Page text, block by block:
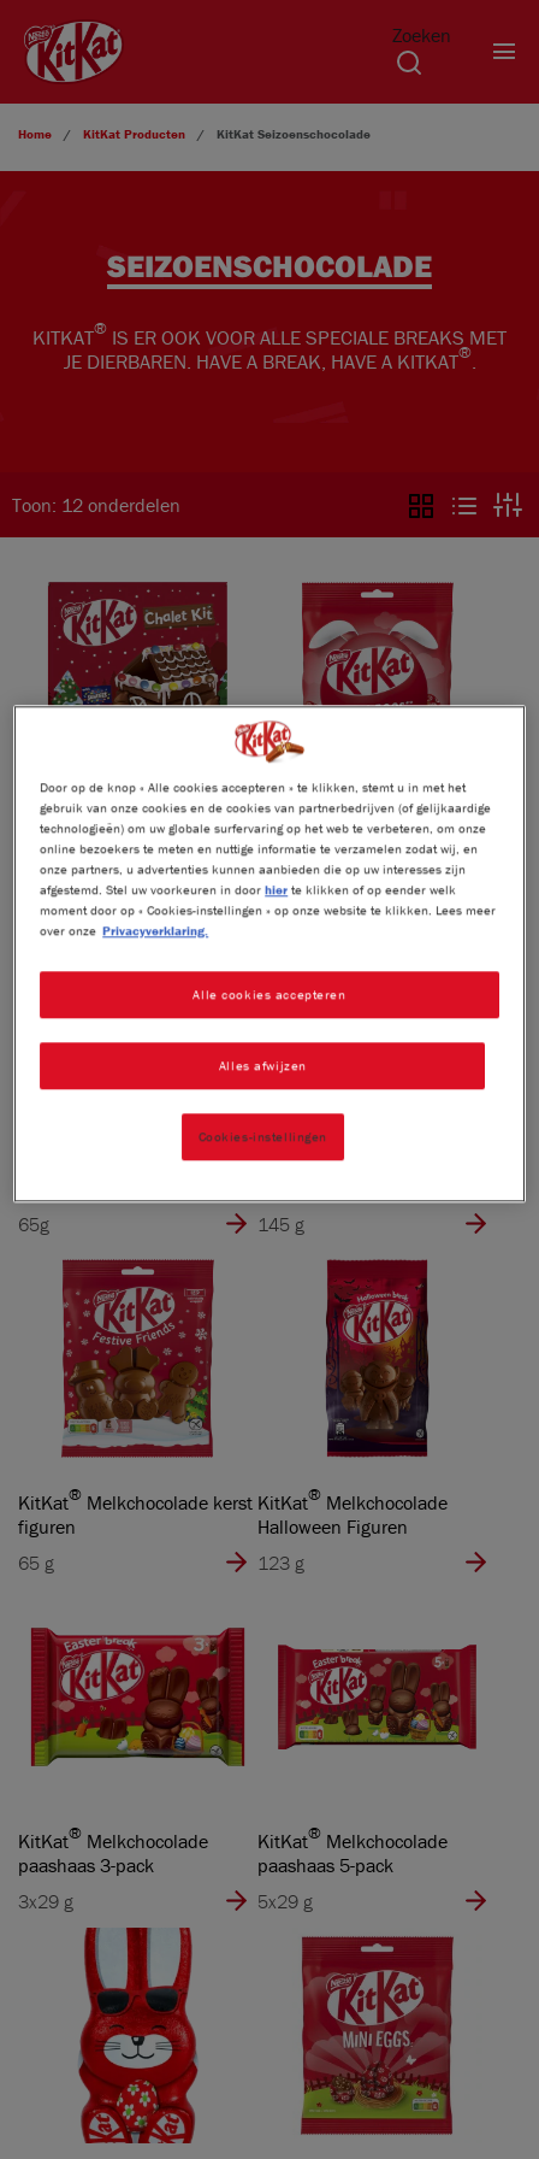
Zoeken
Home KitKat Producten KitKat Seizoenschocolade
SEIZOENSCHOCOLADE
KITKAT® IS ER OOK VOOR ALLE SPECIALE BREAKS MET
JE DIERBAREN. HAVE A BREAK, HAVE A KITKAT®.
Toon: 12 onderdelen
KitKat®Melkchocolade
kerstpakket
461,2g
KitKat®Melkchocolade
paaseieren zoektocht
Melkchocolade
65g
KitKat®Melkchocolade
145 g
KitKat® Melkchocolade kerst
figuren
65 g
KitKat® Melkchocolade
Halloween Figuren
123 g
KitKat® Melkchocolade
paashaas 3-pack
3x29 g
KitKat® Melkchocolade
paashaas 5-pack
5x29 g
Door op de knop « Alle cookies accepteren » te klikken, stemt u in met het
gebruik van onze cookies en de cookies van partnerbedrijven (of gelijkaardige
technologieën) om uw globale surfervaring op het web te verbeteren, om onze
online bezoekers te meten en nuttige informatie te verzamelen zodat wij, en
onze partners, u advertenties kunnen aanbieden die op uw interesses zijn
afgestemd. Stel uw voorkeuren in doorhier te klikken of op eender welk
moment door op « Cookies-instellingen » op onze website te klikken. Lees meer
over onze Privacyverklaring.
Alles afwijzen
Alle cookies accepteren
Cookies-instellingen